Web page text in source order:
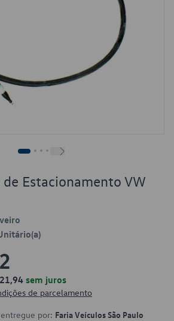
Estacionamento VW
sem juros
de parcelamento
por: Faria Veículos São Paulo